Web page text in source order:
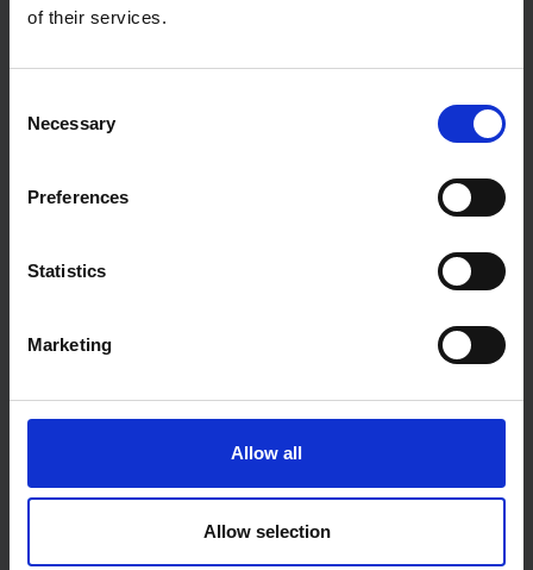
of their services.
Selection
Necessary
Preferences
Statistics
Marketing
Allow all
Allow selection
»Kommunikation und KI«
Technologie